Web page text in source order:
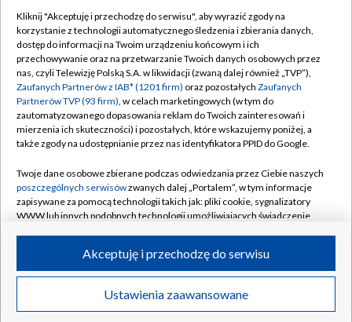
TVP
Abonament TVP
Emisja w TVP
Centrum informacji TVP
Naziemna Telewizja Cyfrowa
Rada Programowa
System NOS
Informacje o nadawcy
Program dla prasy
Ogłoszenie przetargowe
Regulamin TVP
Polityka prywatności
Moje zgody
Pomoc
Kontakt
Kanały
©2026 Telewizja Polska S.A. w likwidacji
Kliknij "Akceptuję i przechodzę do serwisu", aby wyrazić zgody na
korzystanie z technologii automatycznego śledzenia i zbierania danych,
dostęp do informacji na Twoim urządzeniu końcowym i ich
przechowywanie oraz na przetwarzanie Twoich danych osobowych przez
nas, czyli Telewizję Polską S.A. w likwidacji (zwaną dalej również „TVP”),
Zaufanych Partnerów z IAB* (1201 firm) oraz pozostałych Zaufanych
Partnerów TVP (93 firm), w celach marketingowych (w tym do
zautomatyzowanego dopasowania reklam do Twoich zainteresowań i
mierzenia ich skuteczności) i pozostałych, które wskazujemy poniżej, a
także zgody na udostępnianie przez nas identyfikatora PPID do Google.
Twoje dane osobowe zbierane podczas odwiedzania przez Ciebie naszych
poszczególnych serwisówzwanych dalej „Portalem”, w tym informacje
zapisywane za pomocą technologii takich jak: pliki cookie, sygnalizatory
WWW lub innych podobnych technologii umożliwiających świadczenie
ruchu w Internecie.
Twoje dane osobowe zbierane podczas odwiedzania przez Ciebie
poszczególnych serwisówna Portalu, takie jak adresy IP, identyfikatory
Ustawienia zaawansowane
Akceptuję i przechodzę do serwisu